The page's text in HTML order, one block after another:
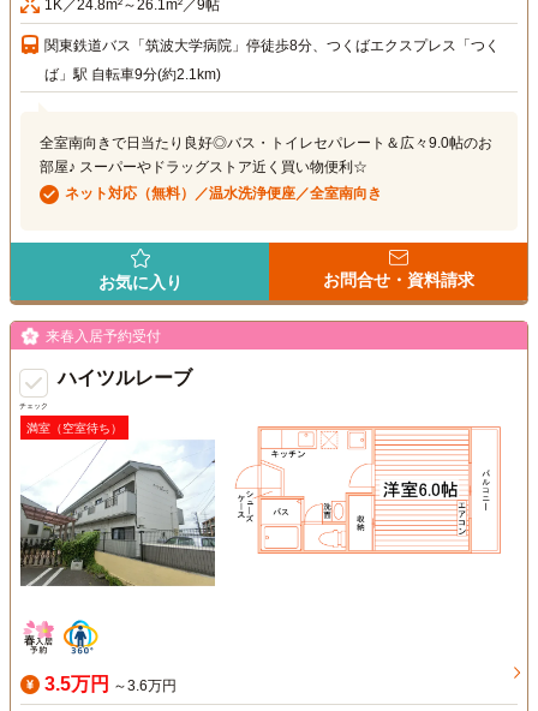
1K／24.8m²～26.1m²／9帖
関東鉄道バス「筑波大学病院」停徒歩8分、つくばエクスプレス「つく
ば」駅 自転車9分(約2.1km)
全室南向きで日当たり良好◎バス・トイレセパレート＆広々9.0帖のお
部屋♪ スーパーやドラッグストア近く買い物便利☆
ネット対応（無料）／温水洗浄便座／全室南向き
お気に入り お問合せ・資料請求
チェック
来春入居予約受付
ハイツルレーブ
満室（空室待ち）
3.5万円 ～3.6万円